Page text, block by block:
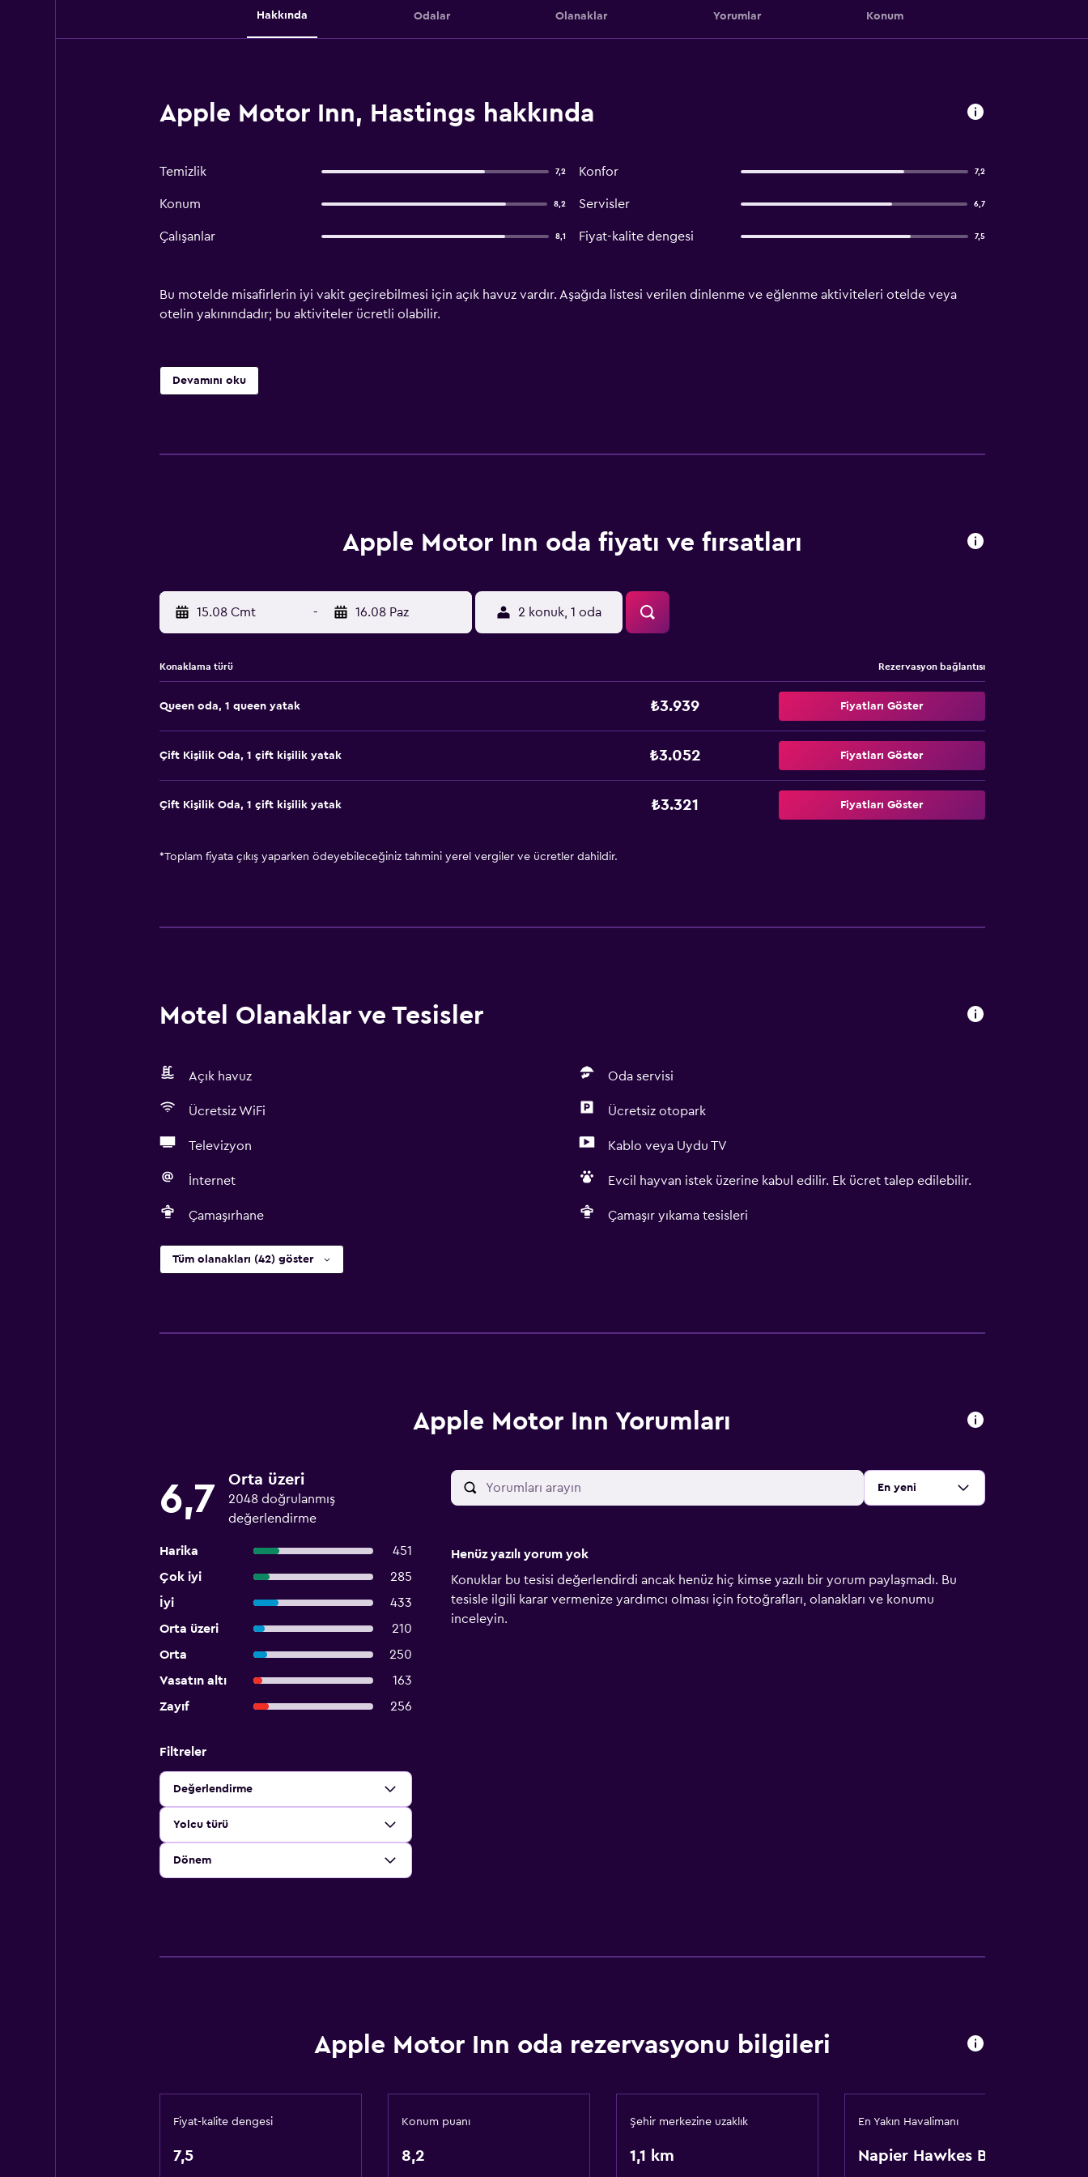
Hakkında Odalar Olanaklar Yorumlar Konum
Apple Motor Inn, Hastings hakkında
Temizlik 7,2 Konfor 7,2
Konum 8,2 Servisler 6,7
Çalışanlar 8,1 Fiyat-kalite dengesi 7,5
Bu motelde misafirlerin iyi vakit geçirebilmesi için açık havuz vardır. Aşağıda listesi verilen dinlenme ve eğlenme aktiviteleri otelde veya
otelin yakınındadır; bu aktiviteler ücretli olabilir.
Devamını oku
Apple Motor Inn oda fiyatı ve fırsatları
15.08 Cmt - 16.08 Paz 2 konuk, 1 oda
Konaklama türü Rezervasyon bağlantısı
Queen oda, 1 queen yatak ₺3.939 Fiyatları Göster
Çift ​Kişilik Oda, 1 çift kişilik yatak ₺3.052 Fiyatları Göster
Çift ​Kişilik Oda, 1 çift kişilik yatak ₺3.321 Fiyatları Göster
*Toplam fiyata çıkış yaparken ödeyebileceğiniz tahmini yerel vergiler ve ücretler dahildir.
Motel Olanaklar ve Tesisler
Açık havuz Oda servisi
Ücretsiz WiFi Ücretsiz otopark
Televizyon Kablo veya Uydu TV
İnternet Evcil hayvan istek üzerine kabul edilir. Ek ücret talep edilebilir.
Çamaşırhane Çamaşır yıkama tesisleri
Tüm olanakları (42) göster
Apple Motor Inn Yorumları
6,7 Orta üzeri
2048 doğrulanmış
değerlendirme
Harika
451
Çok iyi
285
İyi
433
Orta üzeri
210
Orta
250
Vasatın altı
163
Zayıf
256
Sırala:
En yeni
Filtreler
Değerlendirme
Yolcu türü
Dönem
Henüz yazılı yorum yok
Konuklar bu tesisi değerlendirdi ancak henüz hiç kimse yazılı bir yorum paylaşmadı. Bu
tesisle ilgili karar vermenize yardımcı olması için fotoğrafları, olanakları ve konumu
inceleyin.
Apple Motor Inn oda rezervasyonu bilgileri
Fiyat-kalite dengesi
7,5
Konum puanı
8,2
Şehir merkezine uzaklık
1,1 km
En Yakın Havalimanı
Napier Hawkes Bay